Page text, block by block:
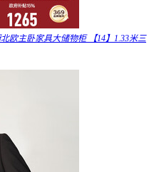
欧主卧家具大储物柜 【14】1.33米三